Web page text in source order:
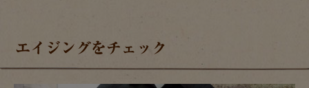
エイジングをチェック